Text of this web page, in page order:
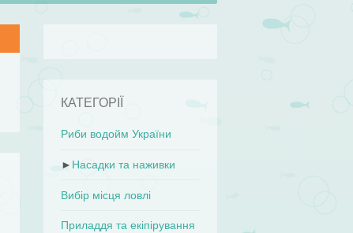
КАТЕГОРІЇ
Риби водойм України
► Насадки та наживки
Вибір місця ловлі
Приладдя та екіпірування